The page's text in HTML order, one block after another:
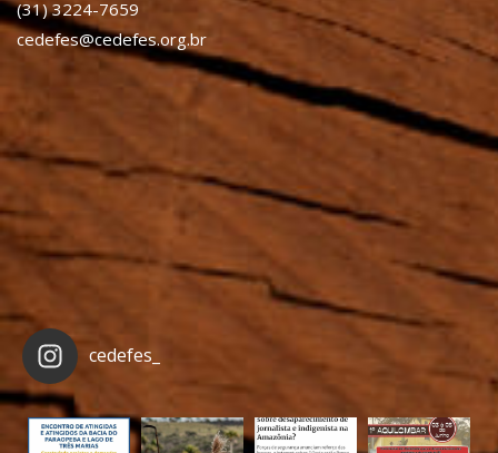
(31) 3224-7659
cedefes@cedefes.org.br
cedefes_